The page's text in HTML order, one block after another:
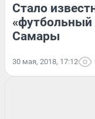
Стало
«футбольный
Самары
30 мая, 2018, 17:12